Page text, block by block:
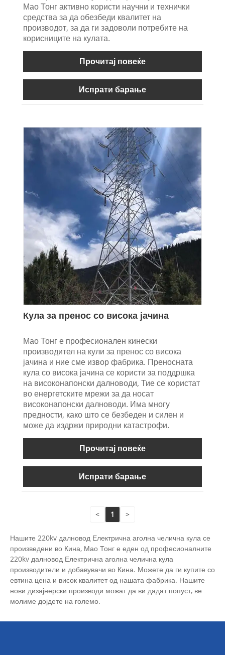
Мао Тонг активно користи научни и технички
средства за да обезбеди квалитет на
производот, за да ги задоволи потребите на
корисниците на кулата.
Прочитај повеќе
Испрати барање
Кула за пренос со висока јачина
Мао Тонг е професионален кинески
производител на кули за пренос со висока
јачина и ние сме извор фабрика. Преносната
кула со висока јачина се користи за поддршка
на високонапонски далноводи, Тие се користат
во енергетските мрежи за да носат
високонапонски далноводи. Има многу
предности, како што се безбеден и силен и
може да издржи природни катастрофи.
Прочитај повеќе
Испрати барање
< 1 >
Нашите 220kv далновод Електрична аголна челична кула се
произведени во Кина, Мао Тонг е еден од професионалните
220kv далновод Електрична аголна челична кула
производители и добавувачи во Кина. Можете да ги купите со
евтина цена и висок квалитет од нашата фабрика. Нашите
нови дизајнерски производи можат да ви дадат попуст, ве
молиме дојдете на големо.